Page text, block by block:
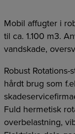
Mobil affugter i
til ca. 1.100 m3.
vandskade,
Robust
hårdt brug som
Fuld hermetisk
overbelastning,